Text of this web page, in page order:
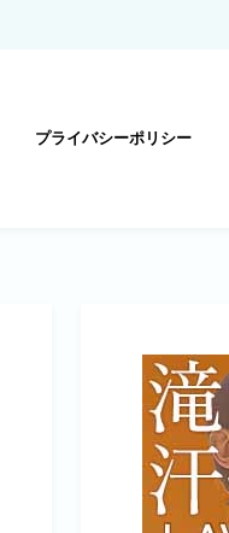
プライバシーポリシー